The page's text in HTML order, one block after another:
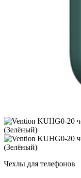
Чехлы для телефонов